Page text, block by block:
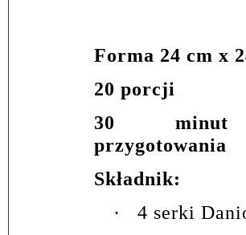
Forma 24 cm x
20 porcji
30 minut
przygotowania
Składnik:
·
4 serki